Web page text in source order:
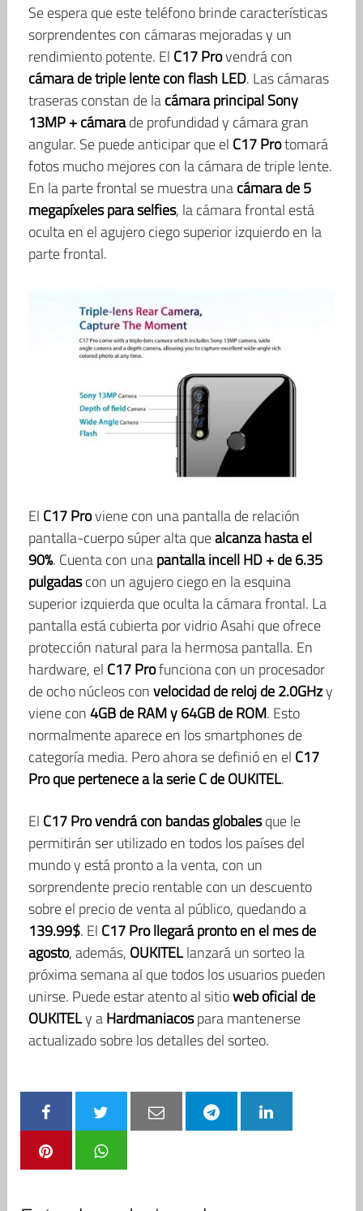
Se espera que este teléfono brinde características
sorprendentes con cámaras mejoradas y un
rendimiento potente. El C17 Provendrá con
cámara de triple lente con flash LED. Las cámaras
traseras constan de lacámara principal Sony
13MP + cámarade profundidad y cámara gran
angular. Se puede anticipar que el C17 Protomará
fotos mucho mejores con la cámara de triple lente.
En la parte frontal se muestra unacámara de 5
megapíxeles para selfies, la cámara frontal está
oculta en el agujero ciego superior izquierdo en la
parte frontal.
El C17 Proviene con una pantalla de relación
pantalla-cuerpo súper alta quealcanza hasta el
90%. Cuenta con unapantalla incell HD + de 6.35
pulgadascon un agujero ciego en la esquina
superior izquierda que oculta la cámara frontal. La
pantalla está cubierta por vidrio Asahi que ofrece
protección natural para la hermosa pantalla. En
hardware, el C17 Profunciona con un procesador
de ocho núcleos convelocidad de reloj de 2.0GHzy
viene con4GB de RAM y 64GB de ROM. Esto
normalmente aparece en los smartphones de
categoría media. Pero ahora se definió en el C17
Pro que pertenece a la serie C de OUKITEL.
El C17 Pro vendrá con bandas globalesque le
permitirán ser utilizado en todos los países del
mundo y está pronto a la venta, con un
sorprendente precio rentable con un descuento
sobre el precio de venta al público, quedando a
139.99$. El C17 Pro llegará pronto en el mes de
agosto, además, OUKITELlanzará un sorteo la
próxima semana al que todos los usuarios pueden
unirse. Puede estar atento al sitioweb oficial de
OUKITELy aHardmaniacospara mantenerse
actualizado sobre los detalles del sorteo.